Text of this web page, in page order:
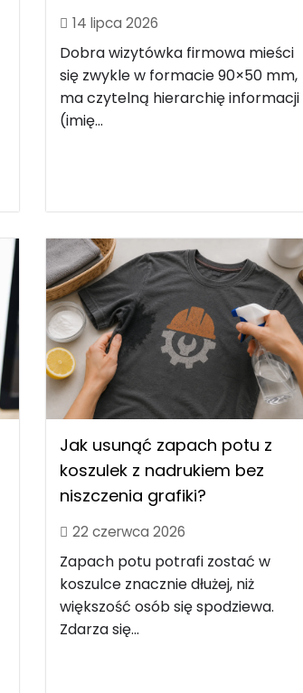
14 lipca 2026
Dobra wizytówka firmowa mieści
się zwykle w formacie 90×50 mm,
ma czytelną hierarchię informacji
(imię...
Jak usunąć zapach potu z
koszulek z nadrukiem bez
niszczenia grafiki?
22 czerwca 2026
Zapach potu potrafi zostać w
koszulce znacznie dłużej, niż
większość osób się spodziewa.
Zdarza się...